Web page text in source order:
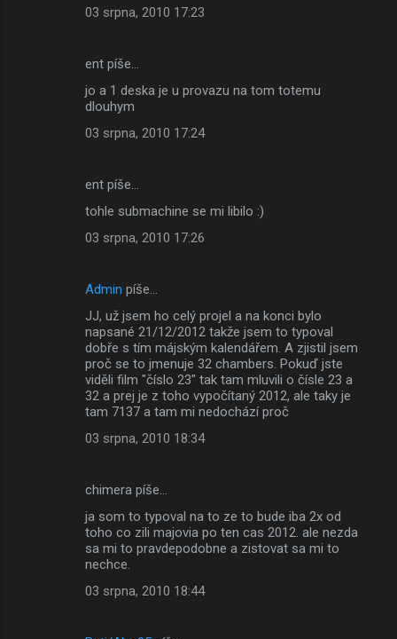
03 srpna, 2010 17:23
ent píše…
jo a 1 deska je u provazu na tom totemu
dlouhym
03 srpna, 2010 17:24
ent píše…
tohle submachine se mi libilo :)
03 srpna, 2010 17:26
Admin píše…
JJ, už jsem ho celý projel a na konci bylo
napsané 21/12/2012 takže jsem to typoval
dobře s tím májským kalendářem. A zjistil jsem
proč se to jmenuje 32 chambers. Pokuď jste
viděli film "číslo 23" tak tam mluvili o čísle 23 a
32 a prej je z toho vypočítaný 2012, ale taky je
tam 7137 a tam mi nedochází proč
03 srpna, 2010 18:34
chimera píše…
ja som to typoval na to ze to bude iba 2x od
toho co zili majovia po ten cas 2012. ale nezda
sa mi to pravdepodobne a zistovat sa mi to
nechce.
03 srpna, 2010 18:44